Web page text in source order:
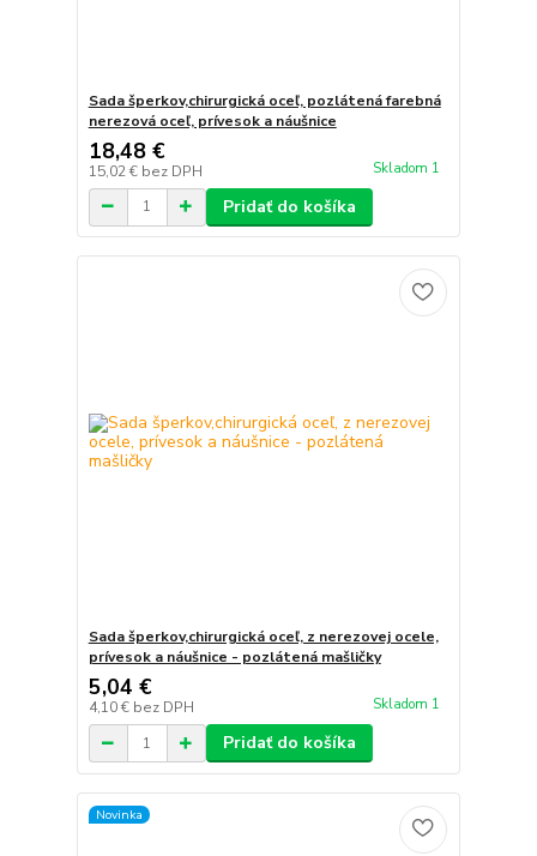
Sada šperkov,chirurgická oceľ, pozlátená farebná
nerezová oceľ, prívesok a náušnice
18,48 €
15,02 € bez DPH Skladom 1
Pridať do košíka
Sada šperkov,chirurgická oceľ, z nerezovej ocele,
prívesok a náušnice - pozlátená mašličky
5,04 €
4,10 € bez DPH Skladom 1
Pridať do košíka
Novinka